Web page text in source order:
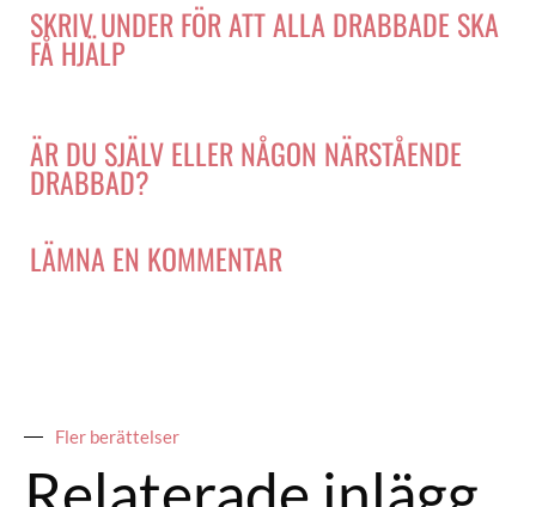
SKRIV UNDER FÖR ATT ALLA DRABBADE SKA
FÅ HJÄLP
ÄR DU SJÄLV ELLER NÅGON NÄRSTÅENDE
DRABBAD?
LÄMNA EN KOMMENTAR
Fler berättelser